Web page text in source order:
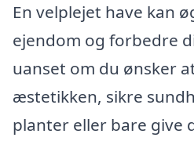
En velplejet have kan
ejendom og forbedre
uanset om du ønsker
æstetikken, sikre
planter eller bare give